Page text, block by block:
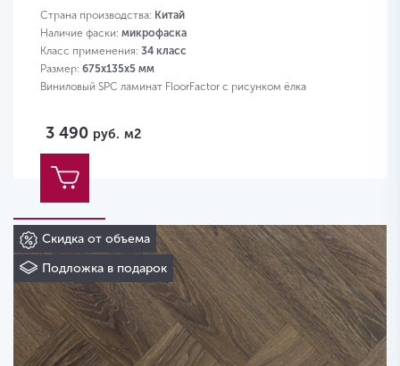
Страна производства: Китай
Наличие фаски: микрофаска
Класс применения: 34 класс
Размер: 675х135х5 мм
Виниловый SPC ламинат FloorFactor с рисунком ёлка
3 490 руб. м2
Скидка от объема
Подложка в подарок